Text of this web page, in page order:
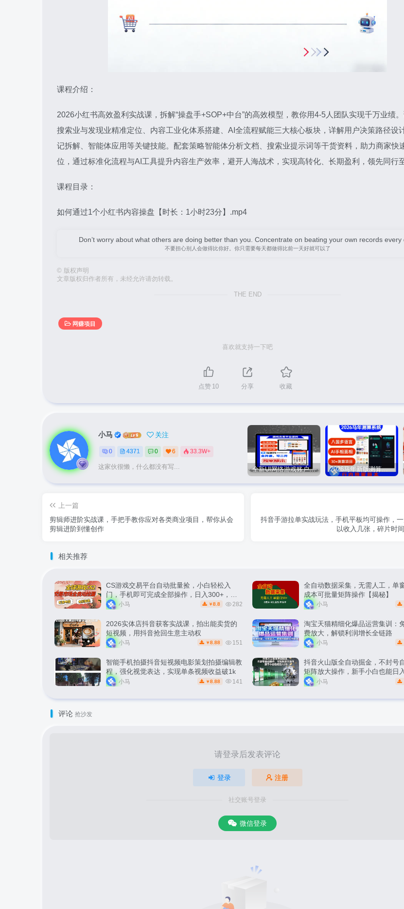
课程介绍：
2026小红书高效盈利实战课，拆解“操盘手+SOP+中台”的高效模型，教你用4-5人团队实现千万业绩
搜索业与发现业精准定位、内容工业化体系搭建、AI全流程赋能三大核心板块，详解用户决策路径设
记拆解、智能体应用等关键技能。配套策略智能体分析文档、搜索业提示词等干货资料，助力商家快
位，通过标准化流程与AI工具提升内容生产效率，避开人海战术，实现高转化、长期盈利，领先同行
课程目录：
如何通过1个小红书内容操盘【时长：1小时23分】.mp4
Don’t worry about what others are doing better than you. Concentrate on beating your own records every
不要担心别人会做得比你好。你只需要每天都做得比前一天好就可以了
© 版权声明
文章版权归作者所有，未经允许请勿转载。
THE END
网赚项目
喜欢就支持一下吧
点赞 10 分享 收藏
小马 关注
0 4371 0 6 33.3W+
这家伙很懒，什么都没有写... 全新UI网络游戏账户交易平台系统 全开源版本 2026马年新版测算系统源码
上一篇
剪辑师进阶实战课，手把手教你应对各类商业项目，帮你从会
剪辑进阶到懂创作
抖音手游拉单实战玩法，手机平板均可操作，
以收入几张，碎片时
相关推荐
CS游戏交易平台自动批量捡，小白轻松入
门，手机即可完成全部操作，日入300+，轻
松副业【揭秘】
小马 ￥ 8.8 282
全自动数据采集，无需人工，单
成本可批量矩阵操作【揭秘】
小马
2026实体店抖音获客实战课，拍出能卖货的
短视频，用抖音抢回生意主动权
小马 ￥ 8.88 151
淘宝天猫精细化爆品运营集训：
费放大，解锁利润增长全链路
小马
智能手机拍摄抖音短视频电影策划拍摄编辑教
程，强化视觉表达，实现单条视频收益破1k
小马 ￥ 8.88 141
抖音火山版全自动掘金，不封号
矩阵放大操作，新手小白也能日
秘】小马
评论 抢沙发
请登录后发表评论
登录 注册
社交账号登录
微信登录